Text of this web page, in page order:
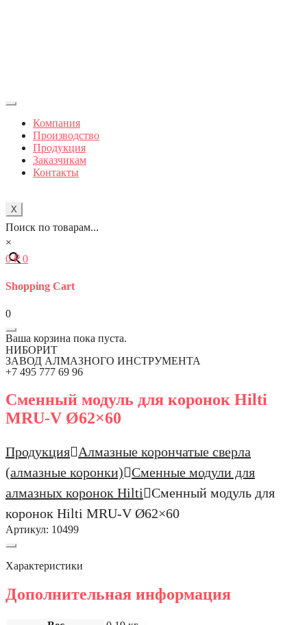
Компания
Производство
Продукция
Заказчикам
Контакты
X
Поиск по товарам...
×
0₽ 0
Shopping Cart
0
Ваша корзина пока пуста.
НИБОРИТ
ЗАВОД АЛМАЗНОГО ИНСТРУМЕНТА
+7 495 777 69 96
Сменный модуль для коронок Hilti
MRU-V Ø62×60
Продукция
Алмазные корончатые сверла
(алмазные коронки) Сменные модули для
алмазных коронок Hilti
Сменный модуль для
коронок Hilti MRU-V Ø62×60
Артикул: 10499
Характеристики
Дополнительная информация